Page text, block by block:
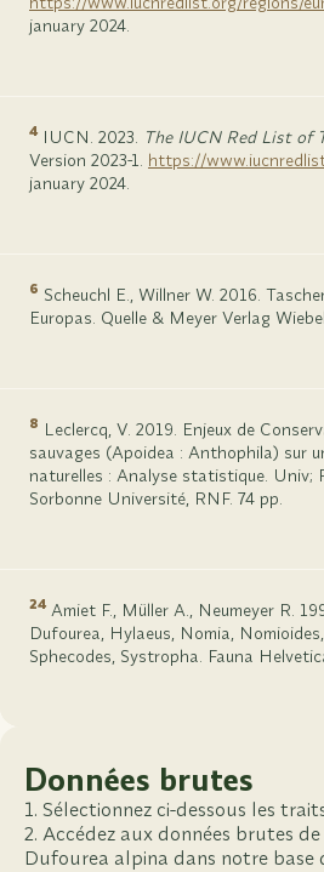
january 2024.
4 IUCN. 2023. The IUCN Red List of
Version 2023-1. https://
january 2024.
6 Scheuchl E., Willner W. 2016.
Europas. Quelle & Meyer Verlag
8 Leclercq, V. 2019. Enjeux de
sauvages (Apoidea : Anthophila) sur
naturelles : Analyse statistique. Univ;
Sorbonne Université, RNF. 74 pp.
24 Amiet F., Müller A., Neumeyer R.
Dufourea, Hylaeus, Nomia,
Sphecodes, Systropha. Fauna
Données brutes
Sélectionnez ci-dessous les
Accédez aux données brutes
Dufourea alpina dans notre base